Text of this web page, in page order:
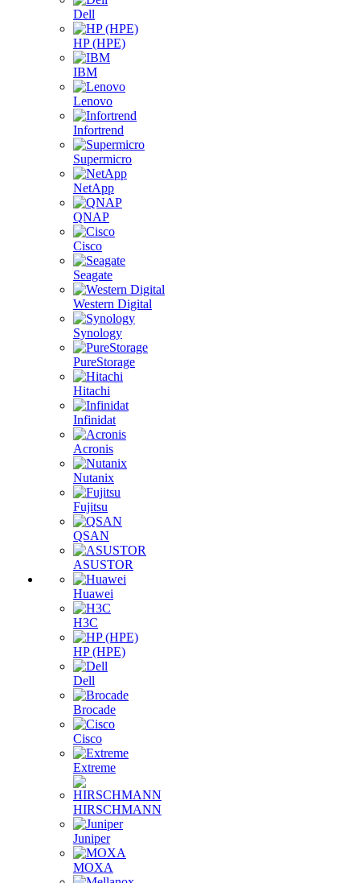
Dell
HP (HPE)
IBM
Lenovo
Infortrend
Supermicro
NetApp
QNAP
Cisco
Seagate
Western Digital
Synology
PureStorage
Hitachi
Infinidat
Acronis
Nutanix
Fujitsu
QSAN
ASUSTOR
Huawei
H3C
HP (HPE)
Dell
Brocade
Cisco
Extreme
HIRSCHMANN
Juniper
MOXA